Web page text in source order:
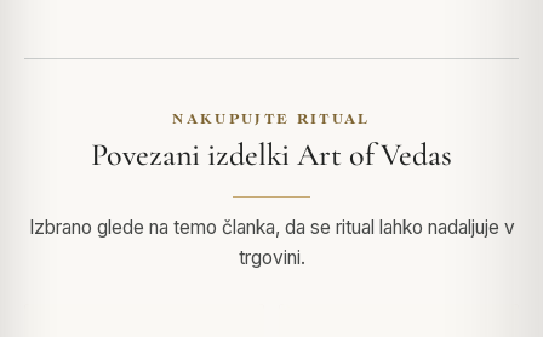
NAKUPUJTE RITUAL
Povezani izdelki Art of Vedas
Izbrano glede na temo članka, da se ritual lahko nadaljuje v
trgovini.